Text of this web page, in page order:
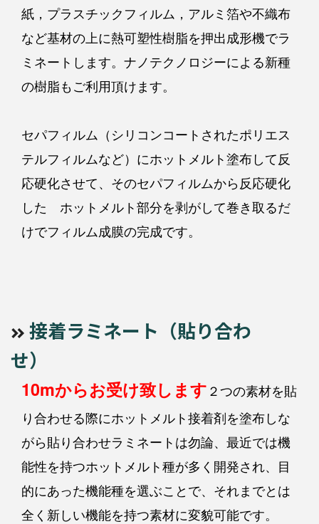
紙，プラスチックフィルム，アルミ箔や不織布
など基材の上に熱可塑性樹脂を押出成形機でラ
ミネートします。ナノテクノロジーによる新種
の樹脂もご利用頂けます。
セパフィルム（シリコンコートされたポリエス
テルフィルムなど）にホットメルト塗布して反
応硬化させて、そのセパフィルムから反応硬化
した ホットメルト部分を剥がして巻き取るだ
けでフィルム成膜の完成です。
接着ラミネート（貼り合わ
せ）
10mからお受け致します２つの素材を貼
り合わせる際にホットメルト接着剤を塗布しな
がら貼り合わせラミネートは勿論、最近では機
能性を持つホットメルト種が多く開発され、目
的にあった機能種を選ぶことで、それまでとは
全く新しい機能を持つ素材に変貌可能です。